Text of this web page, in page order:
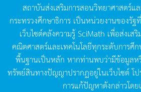
สถาบันส่งเสริมการสอนวิทยาศาสตร์แ
กระทรวงศึกษาธิการ เป็นหน่วยงานของรัฐ
เว็บไซต์คลังความรู้SciMath เพื่อส่งเส
คณิตศาสตร์และเทคโนโลยีทุกระดับการศึก
พื้นฐานเป็นหลัก หากท่านพบว่ามีข้อมูลห
ทรัพย์สินทางปัญญาปรากฏอยู่ในเว็บไซต์โ
การแก้ปัญหาดังกล่าวโดย